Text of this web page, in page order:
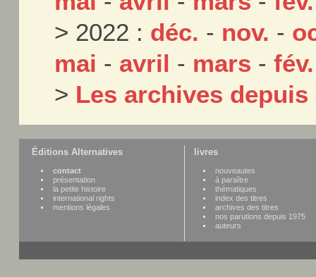
> 2022 : déc. - nov. -
mai - avril - mars -fév.
> Les archives depuis
Éditions Alternatives
contact
présentation
la petite histoire
international rights
mentions légales
livres
nouveautes
à paraître
thématiques
index des titres
archives des titres
nos parutions depuis 1975
auteurs